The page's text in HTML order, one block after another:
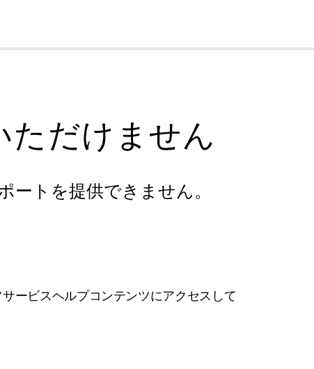
ただけません
ートを提供できません。
ービスヘルプコンテンツにアクセスして